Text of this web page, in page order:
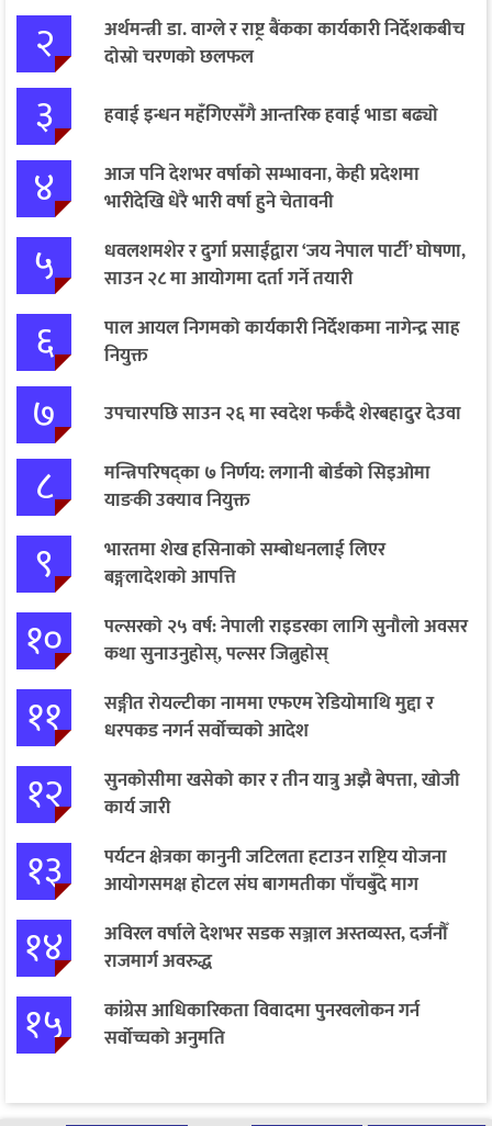
२
अर्थमन्त्री डा. वाग्ले र राष्ट्र बैंकका कार्यकारी निर्देशकबीच
दोस्रो चरणको छलफल
३ हवाई इन्धन महँगिएसँगै आन्तरिक हवाई भाडा बढ्यो
४
आज पनि देशभर वर्षाको सम्भावना, केही प्रदेशमा
भारीदेखि धेरै भारी वर्षा हुने चेतावनी
५
धवलशमशेर र दुर्गा प्रसाईंद्वारा ‘जय नेपाल पार्टी’ घोषणा,
साउन २८ मा आयोगमा दर्ता गर्ने तयारी
६
पाल आयल निगमको कार्यकारी निर्देशकमा नागेन्द्र साह
नियुक्त
७ उपचारपछि साउन २६ मा स्वदेश फर्कँदै शेरबहादुर देउवा
८
मन्त्रिपरिषद्का ७ निर्णय: लगानी बोर्डको सिइओमा
याङकी उक्याव नियुक्त
९
भारतमा शेख हसिनाको सम्बोधनलाई लिएर
बङ्गलादेशको आपत्ति
१०
पल्सरको २५ वर्ष: नेपाली राइडरका लागि सुनौलो अवसर
कथा सुनाउनुहोस्, पल्सर जित्नुहोस्
११
सङ्गीत रोयल्टीका नाममा एफएम रेडियोमाथि मुद्दा र
धरपकड नगर्न सर्वोच्चको आदेश
१२
सुनकोसीमा खसेको कार र तीन यात्रु अझै बेपत्ता, खोजी
कार्य जारी
१३
पर्यटन क्षेत्रका कानुनी जटिलता हटाउन राष्ट्रिय योजना
आयोगसमक्ष होटल संघ बागमतीका पाँचबुँदे माग
१४
अविरल वर्षाले देशभर सडक सञ्जाल अस्तव्यस्त, दर्जनौँ
राजमार्ग अवरुद्ध
१५
कांग्रेस आधिकारिकता विवादमा पुनरवलोकन गर्न
सर्वोच्चको अनुमति